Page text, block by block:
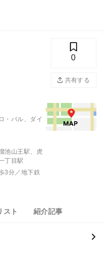
0
共有する
・バル、ダイ
池山王駅、虎
丁目駅
3分／地下鉄
スト 紹介記事